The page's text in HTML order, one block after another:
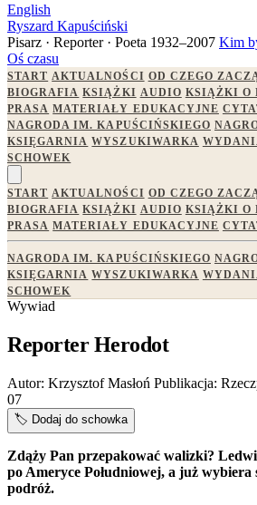
English
Ryszard Kapuściński
Pisarz · Reporter · Poeta 1932–2007 Kim
Oś czasu
START AKTUALNOŚCI OD CZEGO
BIOGRAFIA KSIĄŻKI AUDIO KSIĄŻKI O
PRASA MATERIAŁY EDUKACYJNE
NAGRODA IM. KAPUŚCIŃSKIEGO
KSIĘGARNIA WYSZUKIWARKA
SCHOWEK
START AKTUALNOŚCI OD CZEGO
BIOGRAFIA KSIĄŻKI AUDIO KSIĄŻKI O
PRASA MATERIAŁY EDUKACYJNE
NAGRODA IM. KAPUŚCIŃSKIEGO
KSIĘGARNIA WYSZUKIWARKA
SCHOWEK
Wywiad
Reporter Herodot
Autor: Krzysztof Masłoń Publikacja:
07
🏷️ Dodaj do schowka
Zdąży Pan przepakować walizki?
po Ameryce Południowej, a już wybiera
podróż.